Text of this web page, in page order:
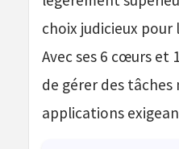
choix judicieux
Avec ses 6 cœurs et
de gérer des
applications